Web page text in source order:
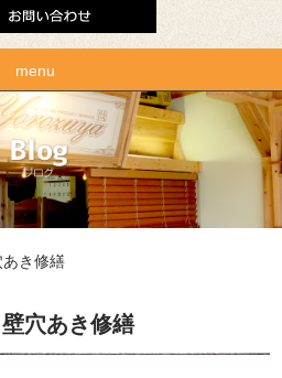
menu
き修繕
穴あき修繕